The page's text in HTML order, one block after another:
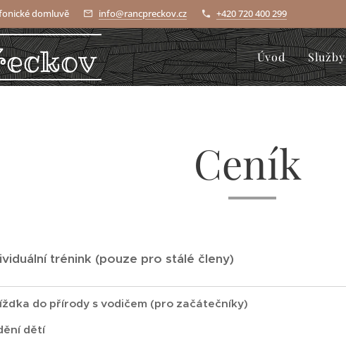
domluvě info@rancpreckov.cz +420 720 400 299
Úvod Služby
Ceník
trénink (pouze pro stálé členy)
do přírody s vodičem (pro začátečníky)
dětí